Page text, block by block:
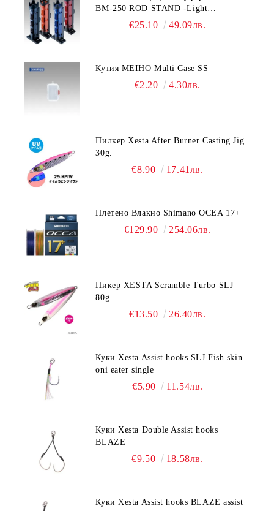
BM-250 ROD STAND -Light
Blue/Black color
€25.10 49.09лв.
Кутия MEIHO Multi Case SS
€2.20 4.30лв.
Пилкер Xesta After Burner Casting Jig
30g.
€8.90 17.41лв.
Плетено Влакно Shimano OCEA 17+
€129.90 254.06лв.
Пикер XESTA Scramble Turbo SLJ
80g.
€13.50 26.40лв.
Куки Xesta Assist hooks SLJ Fish skin
oni eater single
€5.90 11.54лв.
Куки Xesta Double Assist hooks
BLAZE
€9.50 18.58лв.
Куки Xesta Assist hooks BLAZE assist